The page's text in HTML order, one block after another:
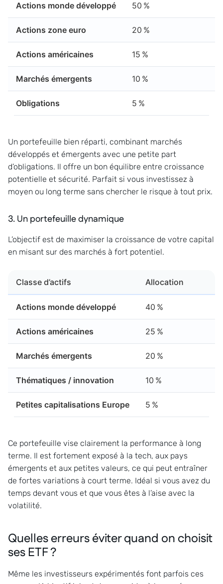
Actions monde développé 50 %
Actions zone euro 20 %
Actions américaines 15 %
Marchés émergents 10 %
Obligations 5 %
Un portefeuille bien réparti, combinant marchés
développés et émergents avec une petite part
d’obligations. Il offre un bon équilibre entre croissance
potentielle et sécurité. Parfait si vous investissez à
moyen ou long terme sans chercher le risque à tout prix.
3. Un portefeuille dynamique
L’objectif est de maximiser la croissance de votre capital
en misant sur des marchés à fort potentiel.
Classe d’actifs Allocation
Actions monde développé 40 %
Actions américaines 25 %
Marchés émergents 20 %
Thématiques / innovation 10 %
Petites capitalisations Europe 5 %
Ce portefeuille vise clairement la performance à long
terme. Il est fortement exposé à la tech, aux pays
émergents et aux petites valeurs, ce qui peut entraîner
de fortes variations à court terme. Idéal si vous avez du
temps devant vous et que vous êtes à l’aise avec la
volatilité.
Quelles erreurs éviter quand on choisit
ses ETF ?
Même les investisseurs expérimentés font parfois ces